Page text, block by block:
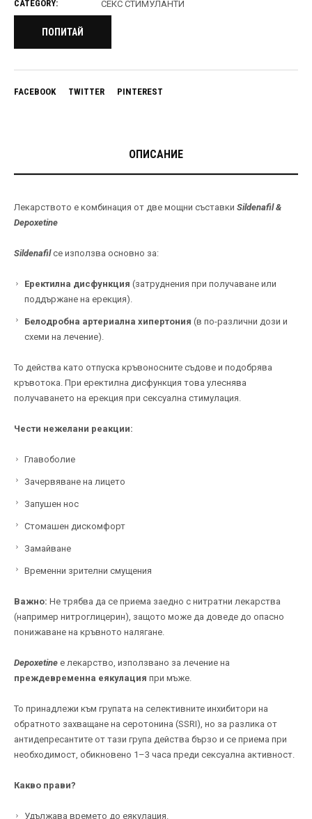
CATEGORY: СЕКС СТИМУЛАНТИ
ПОПИТАЙ
FACEBOOK TWITTER PINTEREST
ОПИСАНИЕ
Лекарството е комбинация от две мощни съставки Sildenafil &
Depoxetine
Sildenafilсе използва основно за:
Еректилна дисфункция (затруднения при получаване или
поддържане на ерекция).
Белодробна артериална хипертония (в по-различни дози и
схеми на лечение).
То действа като отпуска кръвоносните съдове и подобрява
кръвотока. При еректилна дисфункция това улеснява
получаването на ерекция при сексуална стимулация.
Чести нежелани реакции:
Главоболие
Зачервяване на лицето
Запушен нос
Стомашен дискомфорт
Замайване
Временни зрителни смущения
Важно: Не трябва да се приема заедно с нитратни лекарства
(например нитроглицерин), защото може да доведе до опасно
понижаване на кръвното налягане.
Depoxetine е лекарство, използвано за лечение на
преждевременна еякулация при мъже.
То принадлежи към групата на селективните инхибитори на
обратното захващане на серотонина (SSRI), но за разлика от
антидепресантите от тази група действа бързо и се приема при
необходимост, обикновено 1–3 часа преди сексуална активност.
Какво прави?
Удължава времето до еякулация.